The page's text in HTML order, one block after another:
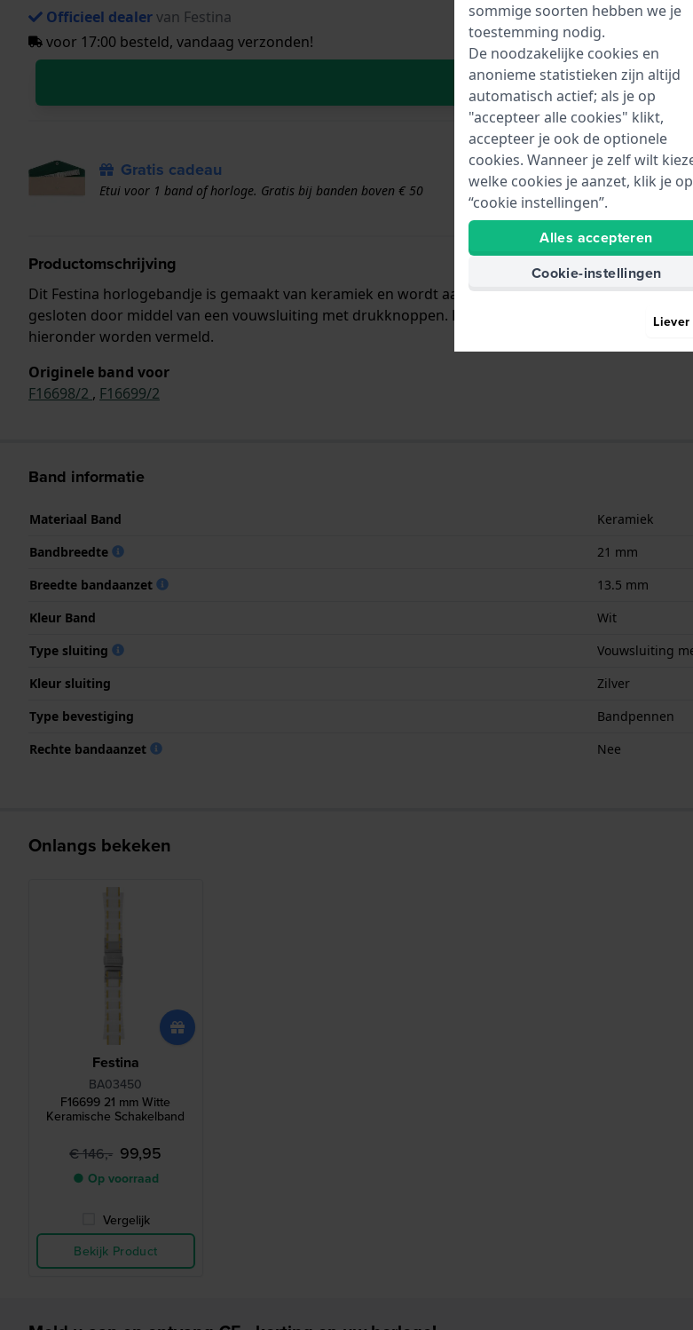
Officieel dealervan Festina
voor 17:00 besteld, vandaag verzonden!
In Winkelwagen
Gratis cadeau
Etui voor 1 band of horloge. Gratis bij banden boven € 50
Productomschrijving
Dit Festina horlogebandje is gemaakt van keramiek en wordt aan het horloge bevestigd door
gesloten door middel van een vouwsluiting met drukknoppen. De band heeft geen rechte aanzet
hieronder worden vermeld.
Originele band voor
F16698/2 , F16699/2
Band informatie
Materiaal Band
Keramiek
Bandbreedte
21 mm
Breedte bandaanzet
13.5 mm
Kleur Band
Wit
Type sluiting
Vouwsluiting
Kleur sluiting
Zilver
Type bevestiging
Bandpennen
Rechte bandaanzet
Nee
Onlangs bekeken
Festina
BA03450
F16699 21 mm Witte
Keramische Schakelband
€ 146,- 99,95
● Op voorraad
Vergelijk
Bekijk Product
sommige soorten hebben we je
toestemming nodig.
De noodzakelijke cookies en
anonieme statistieken zijn altijd
automatisch actief; als je op
"accepteer alle cookies" klikt,
accepteer je ook de optionele
cookies. Wanneer je zelf wilt
welke cookies je aanzet, klik je op
“cookie instellingen”.
Alles accepteren
Cookie-instellingen